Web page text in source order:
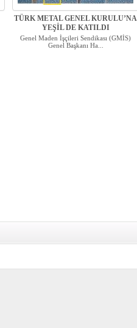
TÜRK METAL GENEL KURULU’NA
YEŞİL DE KATILDI
Genel Maden İşçileri Sendikası (GMİS)
Genel Başkanı Ha...